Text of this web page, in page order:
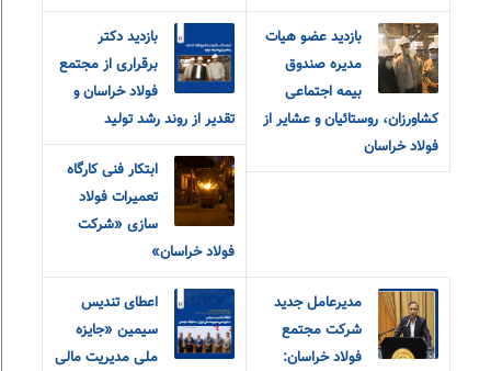
بازدید عضو هیات
مدیره صندوق
بیمه اجتماعی
کشاورزان، روستائیان و عشایر از
فولاد خراسان
بازدید دکتر
برقراری از مجتمع
فولاد خراسان و
تقدیر از روند رشد تولید
ابتکار فنی کارگاه
تعمیرات فولاد
سازی «شرکت
فولاد خراسان»
مدیرعامل جدید
شرکت مجتمع
فولاد خراسان:
اعطای تندیس
سیمین «جایزه
ملی مدیریت مالی